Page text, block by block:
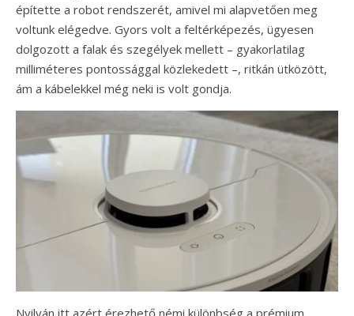
építette a robot rendszerét, amivel mi alapvetően meg
voltunk elégedve. Gyors volt a feltérképezés, ügyesen
dolgozott a falak és szegélyek mellett – gyakorlatilag
milliméteres pontossággal közlekedett –, ritkán ütközött,
ám a kábelekkel még neki is volt gondja.